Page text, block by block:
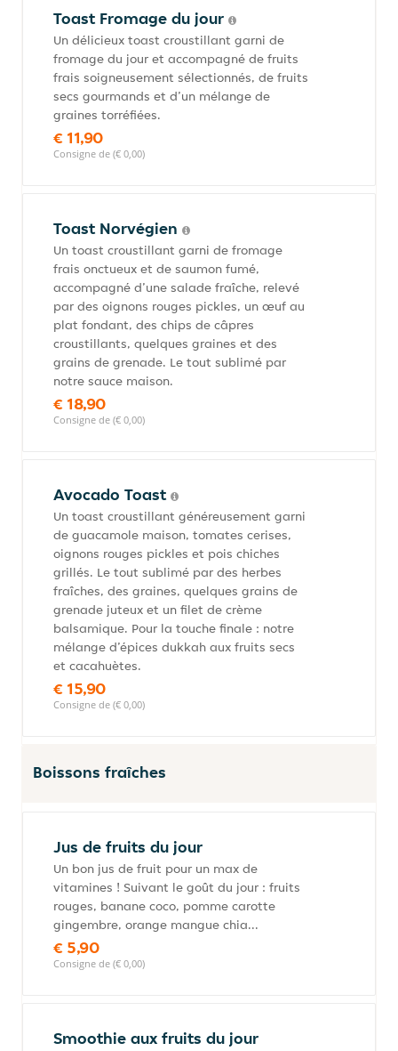
Toast Fromage du jour
Un délicieux toast croustillant garni de
fromage du jour et accompagné de fruits
frais soigneusement sélectionnés, de fruits
secs gourmands et d’un mélange de
graines torréfiées.
€ 11,90
Consigne de (€ 0,00)
Toast Norvégien
Un toast croustillant garni de fromage
frais onctueux et de saumon fumé,
accompagné d’une salade fraîche, relevé
par des oignons rouges pickles, un œuf au
plat fondant, des chips de câpres
croustillants, quelques graines et des
grains de grenade. Le tout sublimé par
notre sauce maison.
€ 18,90
Consigne de (€ 0,00)
Avocado Toast
Un toast croustillant généreusement garni
de guacamole maison, tomates cerises,
oignons rouges pickles et pois chiches
grillés. Le tout sublimé par des herbes
fraîches, des graines, quelques grains de
grenade juteux et un filet de crème
balsamique. Pour la touche finale : notre
mélange d’épices dukkah aux fruits secs
et cacahuètes.
€ 15,90
Consigne de (€ 0,00)
Boissons fraîches
Jus de fruits du jour
Un bon jus de fruit pour un max de
vitamines ! Suivant le goût du jour : fruits
rouges, banane coco, pomme carotte
gingembre, orange mangue chia...
€ 5,90
Consigne de (€ 0,00)
Smoothie aux fruits du jour